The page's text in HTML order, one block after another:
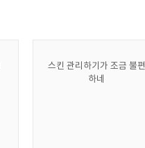
스킨 관리하기가 조금 불편
하네